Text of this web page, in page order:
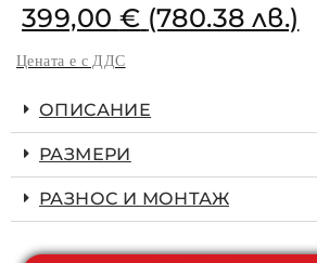
399,00 € (780.38 лв.)
Цената е с ДДС
ОПИСАНИЕ
РАЗМЕРИ
РАЗНОС И МОНТАЖ